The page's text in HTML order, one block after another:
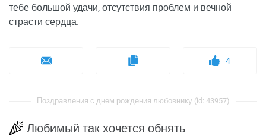
тебе большой удачи, отсутствия проблем и вечной
страсти сердца.
4
Поздравления с днем рождения любовнику (id: 43957)
Любимый так хочется обнять